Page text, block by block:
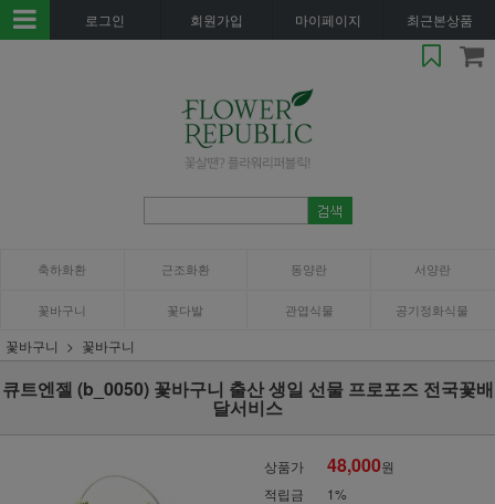
로그인 회원가입 마이페이지 최근본상품
축하화환 근조화환 동양란 서양란
꽃바구니 꽃다발 관엽식물 공기정화식물
꽃바구니 꽃바구니
큐트엔젤 (b_0050) 꽃바구니 출산 생일 선물 프로포즈 전국꽃배
달서비스
상품가 48,000원
적립금
1%